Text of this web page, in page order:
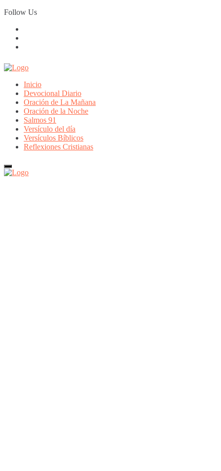
Skip
to
Follow Us
Inicio
Devocional Diario
Oración de La Mañana
Oración de la Noche
Salmos 91
Versículo del día
Versículos Bíblicos
Reflexiones Cristianas